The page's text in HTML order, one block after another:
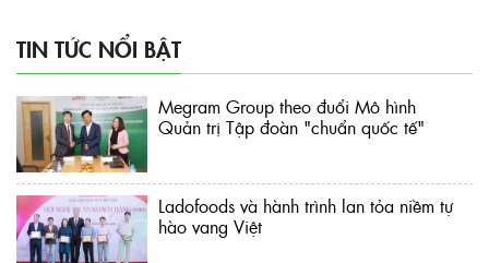
TIN TỨC NỔI BẬT
Megram Group theo đuổi Mô hình
Quản trị Tập đoàn "chuẩn quốc tế"
Ladofoods và hành trình lan tỏa niềm tự
hào vang Việt